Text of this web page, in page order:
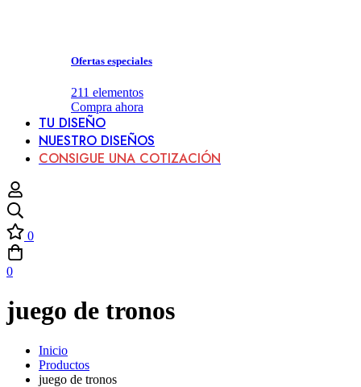
Ofertas especiales
211 elementos
Compra ahora
TU DISEÑO
NUESTRO DISEÑOS
CONSIGUE UNA COTIZACIÓN
0
0
juego de tronos
Inicio
Productos
juego de tronos